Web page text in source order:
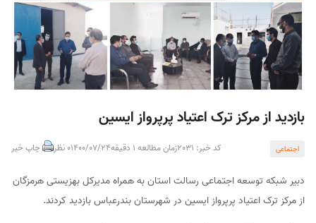
بازدید از مرکز ترک اعتیاد پرپرواز ایسین
اجتماعی کد خبر: 2031 زمان مطالعه 1 دقیقه 1400/07/240 نظر چاپ خبر
دبیر شبکه توسعه اجتماعی رسالت استان به همراه مدیرکل بهزیستی هرمزگان
از مرکز ترک اعتیاد پرپرواز ایسین در شهرستان بندرعباس بازدید کردند.